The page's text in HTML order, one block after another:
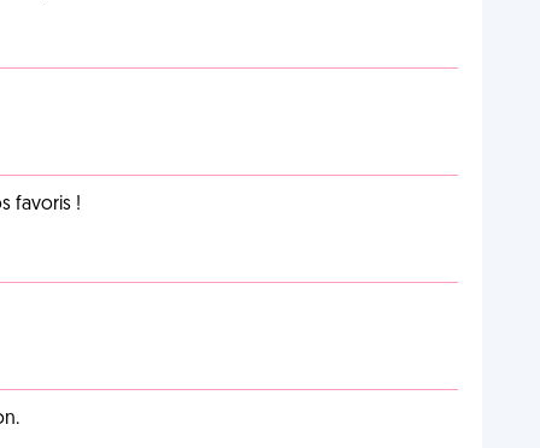
favoris !